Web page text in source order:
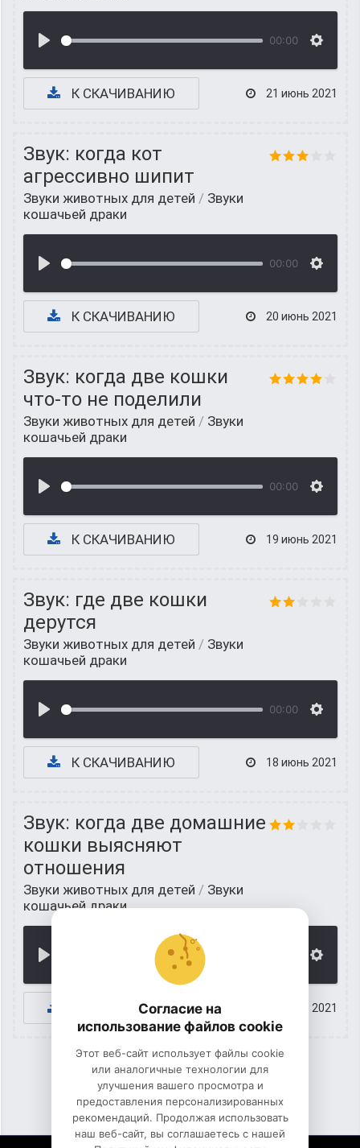
00:00
К СКАЧИВАНИЮ 21 июнь 2021
Звук: когда кот
агрессивно шипит
Звуки животных для детей / Звуки
кошачьей драки
00:00
К СКАЧИВАНИЮ 20 июнь 2021
Звук: когда две кошки
что-то не поделили
Звуки животных для детей / Звуки
кошачьей драки
00:00
К СКАЧИВАНИЮ 19 июнь 2021
Звук: где две кошки
дерутся
Звуки животных для детей / Звуки
кошачьей драки
00:00
К СКАЧИВАНИЮ 18 июнь 2021
Звук: когда две домашние
кошки выясняют
отношения
Звуки животных для детей / Звуки
кошачьей драки
К СКАЧИВАНИЮ 17 июнь 2021
Согласие на
использование файлов cookie
Этот веб-сайт использует файлы cookie
или аналогичные технологии для
улучшения вашего просмотра и
предоставления персонализированных
рекомендаций. Продолжая использовать
наш веб-сайт, вы соглашаетесь с нашей